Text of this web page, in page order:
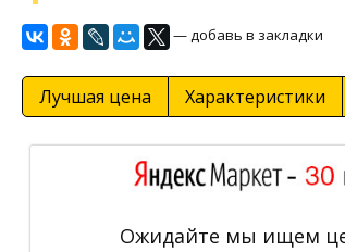
— добавь в закладки
Лучшая цена Характеристики
Ожидайте мы ищем